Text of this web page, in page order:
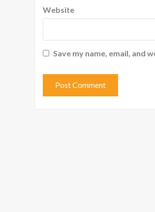
Website
Save my name, email, and